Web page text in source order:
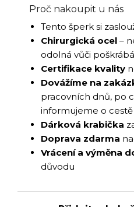
Proč nakoupit u nás
Tento šperk si
Chirurgická ocel –
odolná vůči
Certifikace kvality
Dovážíme na
pracovních dnů, po
informujeme o
Dárková krabička
Doprava zdarma
Vrácení a výměna
důvodu